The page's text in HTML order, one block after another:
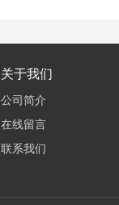
关于我们
公司简介
在线留言
联系我们